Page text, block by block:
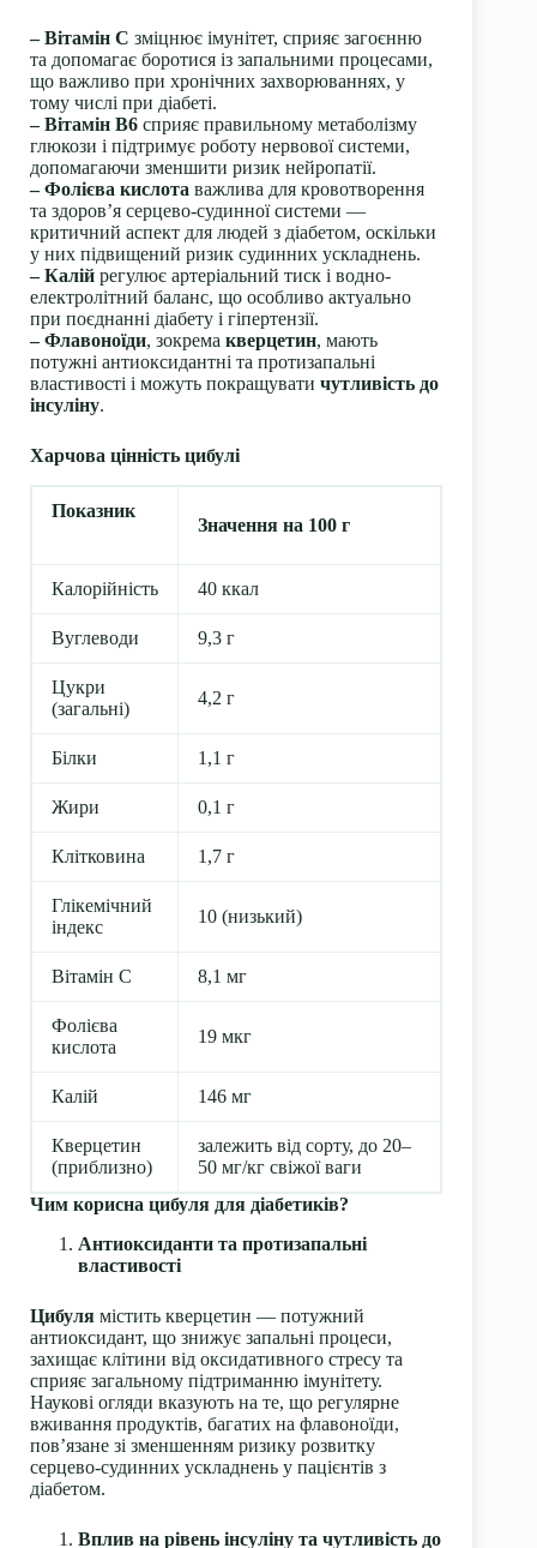
–Вітамін C зміцнює імунітет, сприяє загоєнню
та допомагає боротися із запальними процесами,
що важливо при хронічних захворюваннях, у
тому числі при діабеті.
–Вітамін B6 сприяє правильному метаболізму
глюкози і підтримує роботу нервової системи,
допомагаючи зменшити ризик нейропатії.
–Фолієва кислота важлива для кровотворення
та здоров’я серцево-судинної системи —
критичний аспект для людей з діабетом, оскільки
у них підвищений ризик судинних ускладнень.
–Калій регулює артеріальний тиск і водно-
електролітний баланс, що особливо актуально
при поєднанні діабету і гіпертензії.
–Флавоноїди, зокрема кверцетин, мають
потужні антиоксидантні та протизапальні
властивості і можуть покращувати чутливість до
інсуліну.
Харчова цінність цибулі
Показник
Значення на 100 г
Калорійність 40 ккал
Вуглеводи 9,3 г
Цукри
(загальні)
4,2 г
Білки 1,1 г
Жири 0,1 г
Клітковина 1,7 г
Глікемічний
індекс
10 (низький)
Вітамін C 8,1 мг
Фолієва
кислота
19 мкг
Калій 146 мг
Кверцетин
(приблизно)
залежить від сорту, до 20–
50 мг/кг свіжої ваги
Чим корисна цибуля для діабетиків?
Антиоксиданти та протизапальні
властивості
Цибуля містить кверцетин — потужний
антиоксидант, що знижує запальні процеси,
захищає клітини від оксидативного стресу та
сприяє загальному підтриманню імунітету.
Наукові огляди вказують на те, що регулярне
вживання продуктів, багатих на флавоноїди,
пов’язане зі зменшенням ризику розвитку
серцево-судинних ускладнень у пацієнтів з
діабетом.
Вплив на рівень інсуліну та чутливість до